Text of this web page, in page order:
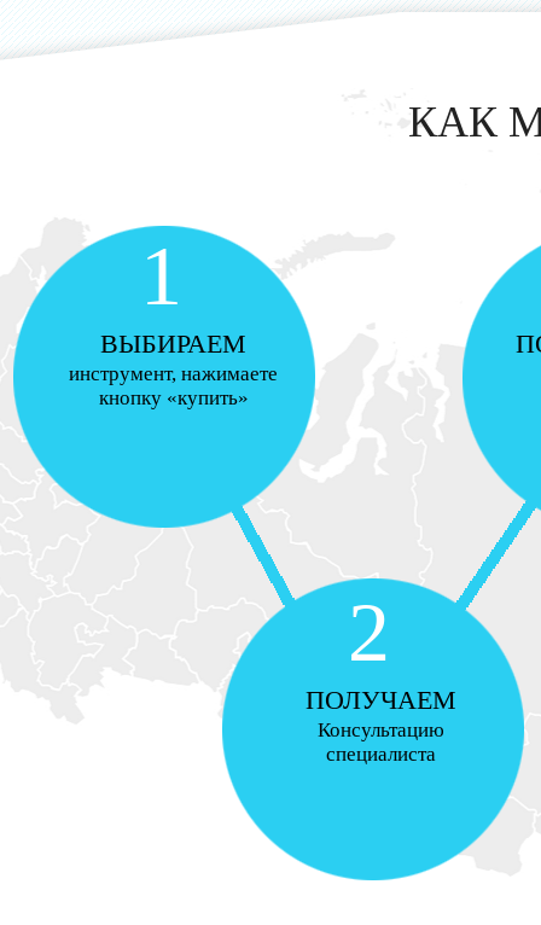
КАК
1
ВЫБИРАЕМ
инструмент, нажимаете
кнопку «купить»
2
ПОЛУЧАЕМ
Консультацию
специалиста